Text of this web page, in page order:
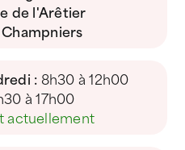
de l'Arêtier
: 8h30 à 12h00
à 17h00
actuellement